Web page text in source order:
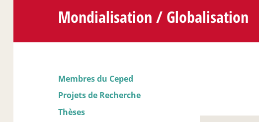
Mondialisation / Globalisation
Membres du Ceped
Projets de Recherche
Thèses